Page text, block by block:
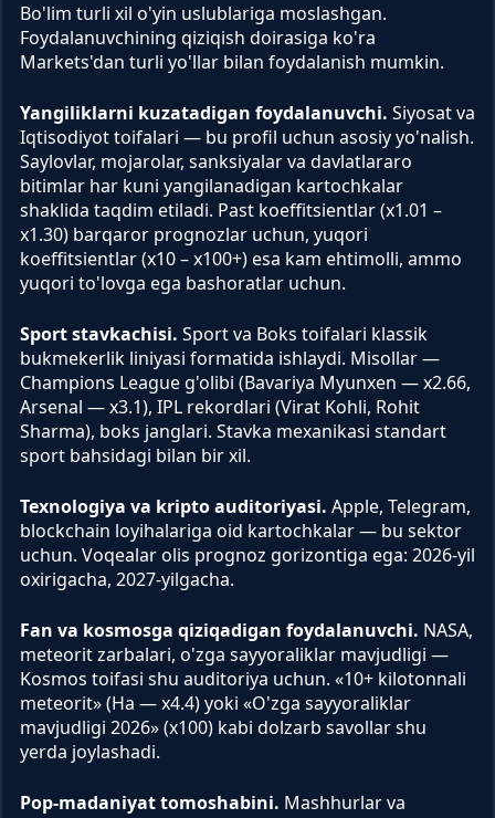
Bo'lim turli xil o'yin uslublariga moslashgan.
Foydalanuvchining qiziqish doirasiga ko'ra
Markets'dan turli yo'llar bilan foydalanish mumkin.
Yangiliklarni kuzatadigan foydalanuvchi. Siyosat va
Iqtisodiyot toifalari — bu profil uchun asosiy yo'nalish.
Saylovlar, mojarolar, sanksiyalar va davlatlararo
bitimlar har kuni yangilanadigan kartochkalar
shaklida taqdim etiladi. Past koeffitsientlar (x1.01 –
x1.30) barqaror prognozlar uchun, yuqori
koeffitsientlar (x10 – x100+) esa kam ehtimolli, ammo
yuqori to'lovga ega bashoratlar uchun.
Sport stavkachisi. Sport va Boks toifalari klassik
bukmekerlik liniyasi formatida ishlaydi. Misollar —
Champions League g'olibi (Bavariya Myunxen — x2.66,
Arsenal — x3.1), IPL rekordlari (Virat Kohli, Rohit
Sharma), boks janglari. Stavka mexanikasi standart
sport bahsidagi bilan bir xil.
Texnologiya va kripto auditoriyasi. Apple, Telegram,
blockchain loyihalariga oid kartochkalar — bu sektor
uchun. Voqealar olis prognoz gorizontiga ega: 2026-yil
oxirigacha, 2027-yilgacha.
Fan va kosmosga qiziqadigan foydalanuvchi. NASA,
meteorit zarbalari, o'zga sayyoraliklar mavjudligi —
Kosmos toifasi shu auditoriya uchun. «10+ kilotonnali
meteorit» (Ha — x4.4) yoki «O'zga sayyoraliklar
mavjudligi 2026» (x100) kabi dolzarb savollar shu
yerda joylashadi.
Pop-madaniyat tomoshabini. Mashhurlar va